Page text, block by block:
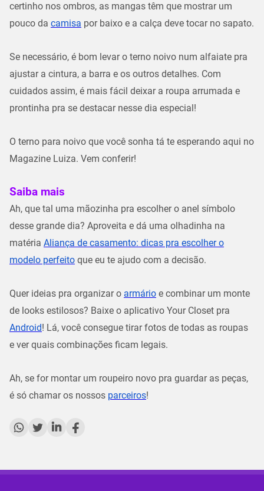
certinho nos ombros, as mangas têm que mostrar um
pouco da camisa por baixo e a calça deve tocar no sapato.
Se necessário, é bom levar o terno noivo num alfaiate pra
ajustar a cintura, a barra e os outros detalhes. Com
cuidados assim, é mais fácil deixar a roupa arrumada e
prontinha pra se destacar nesse dia especial!
O terno para noivo que você sonha tá te esperando aqui no
Magazine Luiza. Vem conferir!
Saiba mais
Ah, que tal uma mãozinha pra escolher o anel símbolo
desse grande dia? Aproveita e dá uma olhadinha na
matéria Aliança de casamento: dicas pra escolher o
modelo perfeito que eu te ajudo com a decisão.
Quer ideias pra organizar o armário e combinar um monte
de looks estilosos? Baixe o aplicativo Your Closet pra
Android! Lá, você consegue tirar fotos de todas as roupas
e ver quais combinações ficam legais.
Ah, se for montar um roupeiro novo pra guardar as peças,
é só chamar os nossos parceiros!